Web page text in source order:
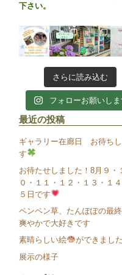
下さい。
さらに読み込む
フォローお願いしま
最近の投稿
ギャラリー在廊日 お待ちし
す
お待たせしました！8月９・
０・１１・１２・１３・１４
５日です
ペンペン草、たんぽぽの最
爽やかで大好きです
素晴らしい絵
ができました
展示の様子